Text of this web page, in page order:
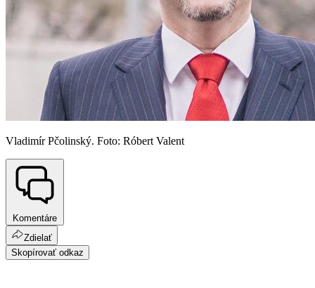
Vladimír Pčolinský. Foto: Róbert Valent
Komentáre
Zdielať
Skopírovať odkaz